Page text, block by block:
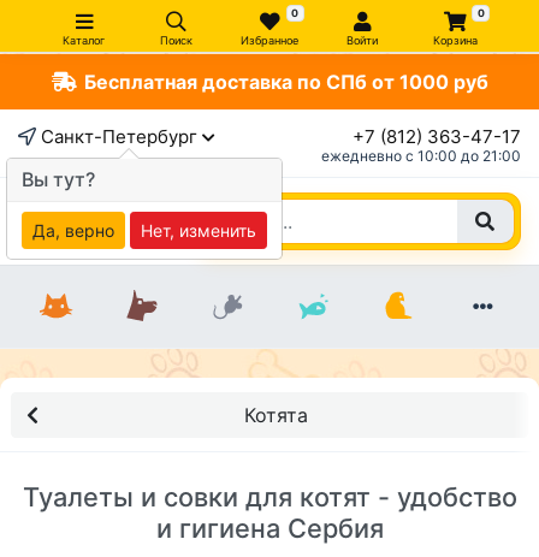
Каталог Поиск
0
Избранное Войти
0
Корзина
Бесплатная доставка по СПб от 1000 руб
Санкт-Петербург +7 (812) 363-47-17
ежедневно c 10:00 до 21:00
Котята
Туалеты и совки для котят - удобство
и гигиена Сербия
Вы тут?
Да, верно Нет, изменить